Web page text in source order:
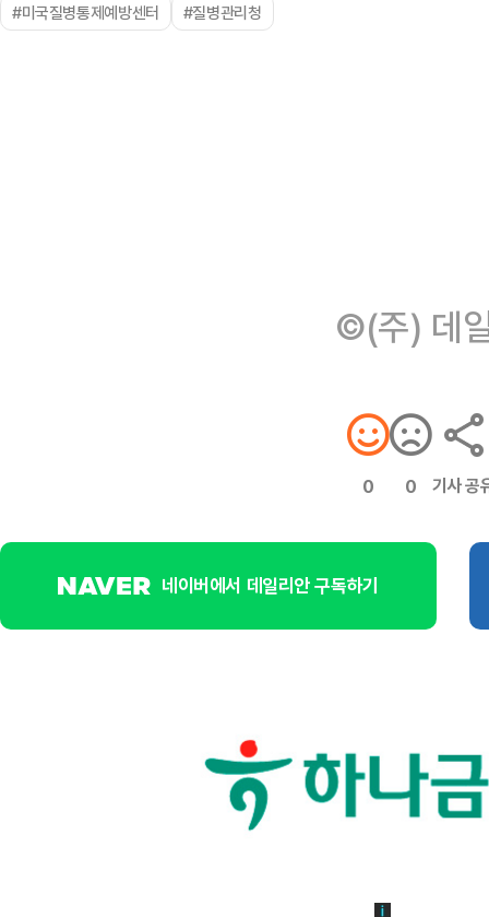
#미국질병통제예방센터 #질병관리청
©(주) 데
0 0 기사 공
네이버에서 데일리안 구독하기